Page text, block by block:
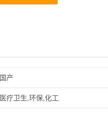
国产
医疗卫生,环保,化工